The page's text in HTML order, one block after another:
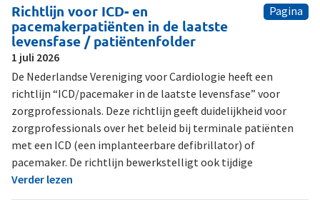
Pagina
Richtlijn voor ICD- en
pacemakerpatiënten in de laatste
levensfase / patiëntenfolder
1 juli 2026
De Nederlandse Vereniging voor Cardiologie heeft een
richtlijn “ICD/pacemaker in de laatste levensfase” voor
zorgprofessionals. Deze richtlijn geeft duidelijkheid voor
zorgprofessionals over het beleid bij terminale patiënten
met een ICD (een implanteerbare defibrillator) of
pacemaker. De richtlijn bewerkstelligt ook tijdige
Verder lezen